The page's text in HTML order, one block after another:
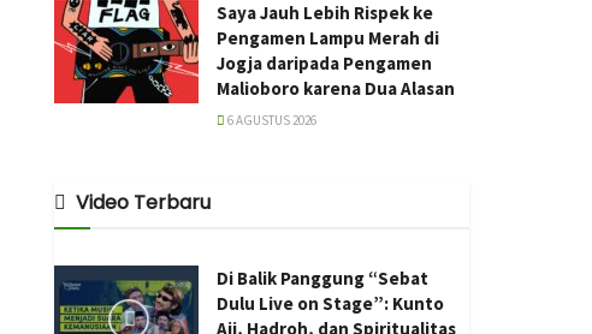
Saya Jauh Lebih Rispek ke
Pengamen Lampu Merah di
Jogja daripada Pengamen
Malioboro karena Dua Alasan
6 AGUSTUS 2026
Video Terbaru
Di Balik Panggung “Sebat
Dulu Live on Stage”: Kunto
Aji, Hadroh, dan Spiritualitas